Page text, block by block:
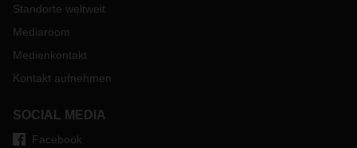
Standorte weltweit
Mediaroom
Medienkontakt
Kontakt aufnehmen
SOCIAL MEDIA
Facebook